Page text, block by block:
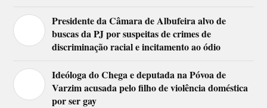
Presidente da Câmara de Albufeira alvo de
buscas da PJ por suspeitas de crimes de
discriminação racial e incitamento ao ódio
Ideóloga do Chega e deputada na Póvoa de
Varzim acusada pelo filho de violência doméstica
por ser gay